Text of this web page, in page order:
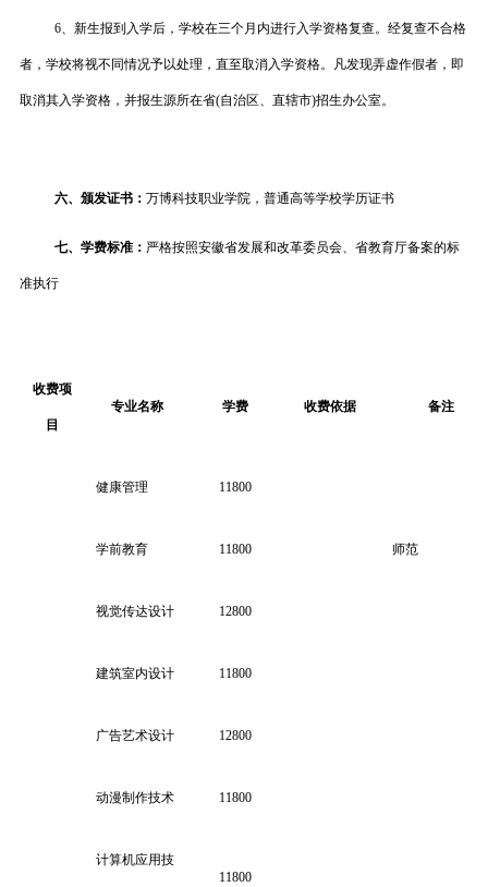
6、新生报到入学后，学校在三个月内进行入学资格复查。经复查不合格
者，学校将视不同情况予以处理，直至取消入学资格。凡发现弄虚作假者，即
取消其入学资格，并报生源所在省(自治区、直辖市)招生办公室。
六、颁发证书： 万博科技职业学院，普通高等学校学历证书
七、学费标准： 严格按照安徽省发展和改革委员会、省教育厅备案的标
准执行
收费项
目
专业名称 学费 收费依据 备注
健康管理 11800
学前教育 11800 师范
视觉传达设计 12800
建筑室内设计 11800
广告艺术设计 12800
动漫制作技术 11800
计算机应用技
11800